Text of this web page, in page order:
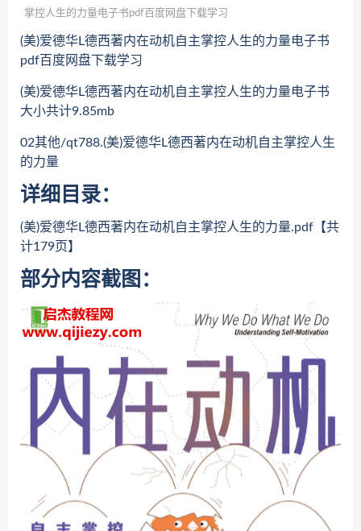
掌控人生的力量电子书pdf百度网盘下载学习
(美)爱德华L德西著内在动机自主掌控人生的力量电子书
pdf百度网盘下载学习
(美)爱德华L德西著内在动机自主掌控人生的力量电子书
大小共计9.85mb
02其他/qt788.(美)爱德华L德西著内在动机自主掌控人生
的力量
详细目录：
(美)爱德华L德西著内在动机自主掌控人生的力量.pdf【共
计179页】
部分内容截图：